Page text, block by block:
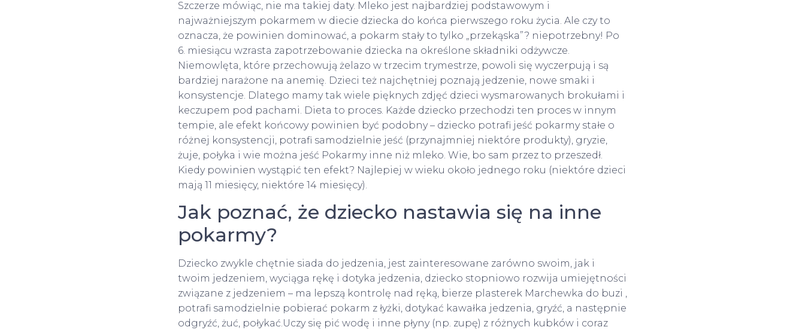
Szczerze mówiąc, nie ma takiej daty. Mleko jest najbardziej podstawowym i
najważniejszym pokarmem w diecie dziecka do końca pierwszego roku życia. Ale czy to
oznacza, że ​​powinien dominować, a pokarm stały to tylko „przekąska”? niepotrzebny! Po
6. miesiącu wzrasta zapotrzebowanie dziecka na określone składniki odżywcze.
Niemowlęta, które przechowują żelazo w trzecim trymestrze, powoli się wyczerpują i są
bardziej narażone na anemię. Dzieci też najchętniej poznają jedzenie, nowe smaki i
konsystencje. Dlatego mamy tak wiele pięknych zdjęć dzieci wysmarowanych brokułami i
keczupem pod pachami. Dieta to proces. Każde dziecko przechodzi ten proces w innym
tempie, ale efekt końcowy powinien być podobny – dziecko potrafi jeść pokarmy stałe o
różnej konsystencji, potrafi samodzielnie jeść (przynajmniej niektóre produkty), gryzie,
żuje, połyka i wie można jeść Pokarmy inne niż mleko. Wie, bo sam przez to przeszedł.
Kiedy powinien wystąpić ten efekt? Najlepiej w wieku około jednego roku (niektóre dzieci
mają 11 miesięcy, niektóre 14 miesięcy).
Jak poznać, że dziecko nastawia się na inne
pokarmy?
Dziecko zwykle chętnie siada do jedzenia, jest zainteresowane zarówno swoim, jak i
twoim jedzeniem, wyciąga rękę i dotyka jedzenia, dziecko stopniowo rozwija umiejętności
związane z jedzeniem – ma lepszą kontrolę nad ręką, bierze plasterek Marchewka do buzi ,
potrafi samodzielnie pobierać pokarm z łyżki, dotykać kawałka jedzenia, gryźć, a następnie
odgryźć, żuć, połykać.Uczy się pić wodę i inne płyny (np. zupę) z różnych kubków i coraz